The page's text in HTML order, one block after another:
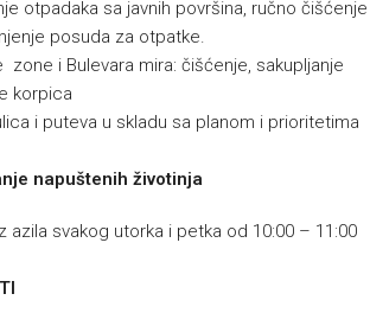
otpadaka sa javnih površina, ručno čišćenje
posuda za otpatke.
zone i Bulevara mira: čišćenje, sakupljanje
korpica
i puteva u skladu sa planom i prioritetima
napuštenih životinja
azila svakog utorka i petka od 10:00 – 11:00